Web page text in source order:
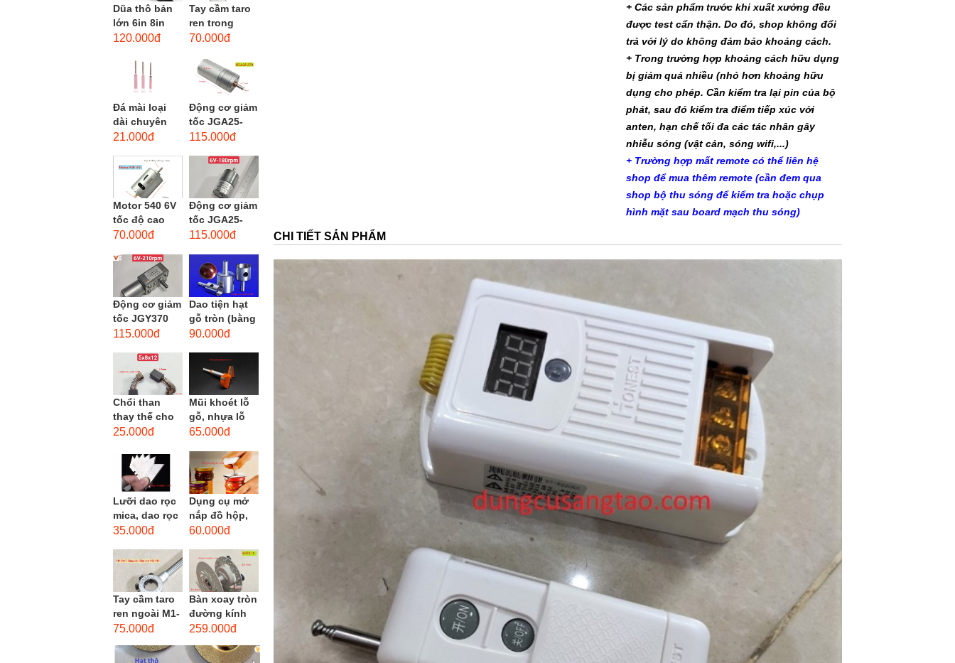
Dũa thô bản
lớn 6in 8in
phẳng - độ
120.000đ
Tay cầm taro
ren trong
dùng cho mũi
M12
70.000đ
Đá mài loại
dài chuyên
dùng mài
loại, đá mài
cạnh,...
21.000đ
Động cơ giảm
tốc JGA25-
370 3-12 VDC.
mini JGA25-
115.000đ
Motor 540 6V
tốc độ cao
20.000 vòng/
torque
70.000đ
Động cơ giảm
tốc JGA25-
310 6-12 VDC.
mini JGA25-
310
115.000đ
Động cơ giảm
tốc JGY370
DC bánh răng
men xoắn
cao...
115.000đ
Dao tiện hạt
gỗ tròn (bằng
thép trắng)
90.000đ
Chổi than
thay thế cho
động cơ, chổi
motor máy
khoan,...
25.000đ
Mũi khoét lỗ
gỗ, nhựa lỗ
lớn D40mm-
opener)
65.000đ
Lưỡi dao rọc
mica, dao rọc
cáp hình
35.000đ
Dụng cụ mở
nắp đồ hộp,
mở nắp lon
đường kính...
60.000đ
Tay cầm taro
ren ngoài M1-
M1.8 (mã
vặn Bàn ren
75.000đ
Bàn xoay tròn
đường kính
22cm bằng
259.000đ
+ Các sản phẩm trước khi xuất xưởng đều
được test cẩn thận. Do đó, shop không đổi
trả với lý do không đảm bảo khoảng cách.
+ Trong trường hợp khoảng cách hữu dụng
bị giảm quá nhiều (nhỏ hơn khoảng hữu
dụng cho phép. Cần kiểm tra lại pin của bộ
phát, sau đó kiểm tra điểm tiếp xúc với
anten, hạn chế tối đa các tác nhân gây
nhiễu sóng (vật cản, sóng wifi,...)
+ Trường hợp mất remote có thể liên hệ
shop để mua thêm remote (cần đem qua
shop bộ thu sóng để kiểm tra hoặc chụp
hình mặt sau board mạch thu sóng)
CHI TIẾT SẢN PHẨM